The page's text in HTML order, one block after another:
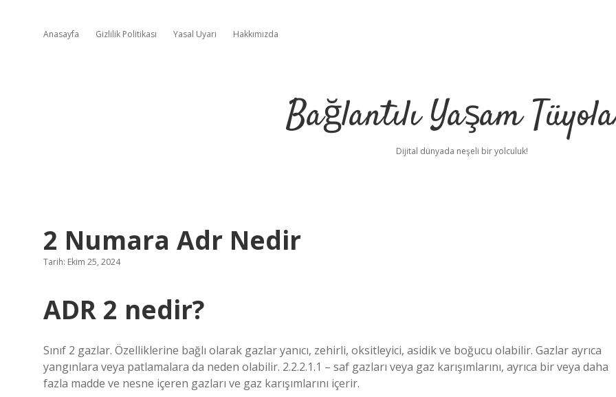
Anasayfa Gizlilik Politikası Yasal Uyarı Hakkımızda
Bağlantılı Yaşam
Dijital dünyada neşeli bir yolculuk!
2 Numara Adr Nedir
Tarih: Ekim 25, 2024
ADR 2 nedir?
Sınıf 2 gazlar. Özelliklerine bağlı olarak gazlar yanıcı, zehirli, oksitleyici, asidik ve boğucu olabilir. Gazlar ayrıca
yangınlara veya patlamalara da neden olabilir. 2.2.2.1.1 – saf gazları veya gaz karışımlarını, ayrıca bir veya daha
fazla madde ve nesne içeren gazları ve gaz karışımlarını içerir.